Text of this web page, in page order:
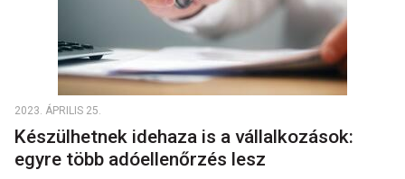
2023. ÁPRILIS 25.
Készülhetnek idehaza is a vállalkozások:
egyre több adóellenőrzés lesz